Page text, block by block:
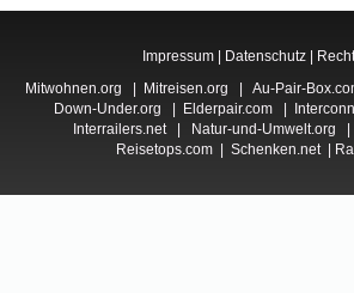
Impressum Datenschutz
Mitwohnen.org | Mitreisen.org | Au-Pair-
Down-Under.org | Elderpair.com|
Interrailers.net | Natur-und-Umwelt.org |
Reisetops.com | Schenken.net |